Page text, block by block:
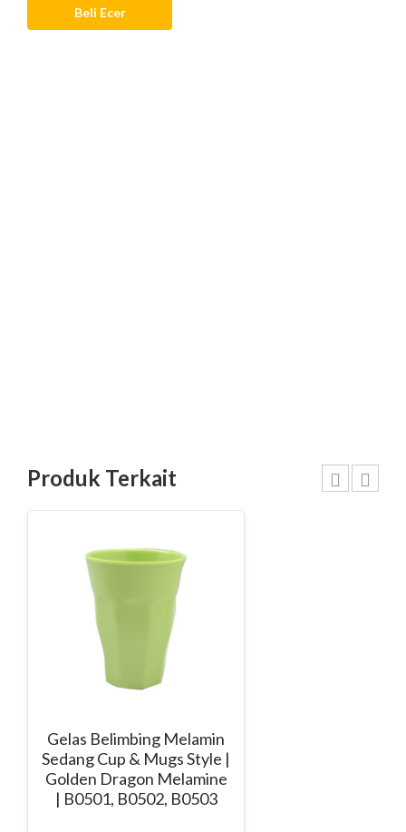
Beli Ecer
Produk Terkait
Gelas Belimbing Melamin
Sedang Cup & Mugs Style |
Golden Dragon Melamine
| B0501, B0502, B0503